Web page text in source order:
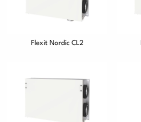
Flexit Nordic CL2